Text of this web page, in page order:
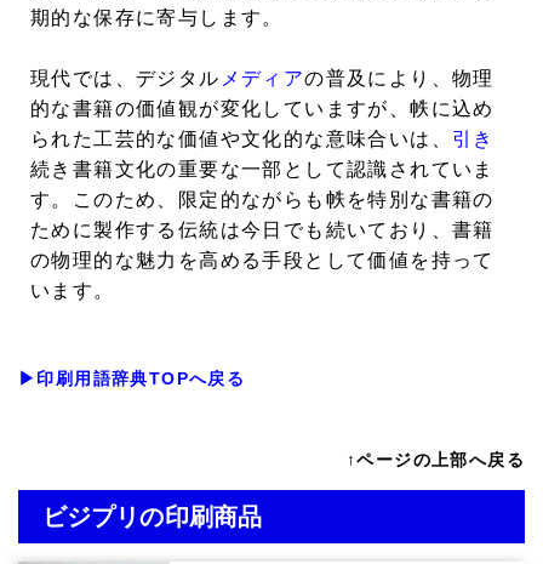
期的な保存に寄与します。
現代では、デジタル メディアの普及により、物理
的な書籍の価値観が変化していますが、帙に込め
られた工芸的な価値や文化的な意味合いは、 引き
続き書籍文化の重要な一部として認識されていま
す。このため、限定的ながらも帙を特別な書籍の
ために製作する伝統は今日でも続いており、書籍
の物理的な魅力を高める手段として価値を持って
います。
▶印刷用語辞典TOPへ戻る
↑ページの上部へ戻る
ビジプリの印刷商品